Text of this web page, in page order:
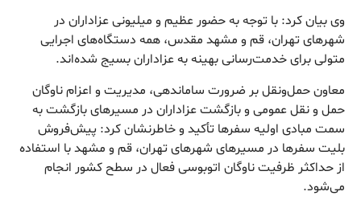
وی بیان کرد: با توجه به حضور عظیم و میلیونی عزاداران در
شهرهای تهران، قم و مشهد مقدس، همه دستگاه‌های اجرایی
متولی برای خدمت‌رسانی بهینه به عزاداران بسیج شده‌اند.
معاون حمل‌ونقل بر ضرورت ساماندهی، مدیریت و اعزام ناوگان
حمل و نقل عمومی و بازگشت عزاداران در مسیرهای بازگشت به
سمت مبادی اولیه سفرها تأکید و خاطرنشان کرد: پیش‌فروش
بلیت سفرها در مسیرهای شهرهای تهران، قم و مشهد با استفاده
از حداکثر ظرفیت ناوگان اتوبوسی فعال در سطح کشور انجام
می‌شود.